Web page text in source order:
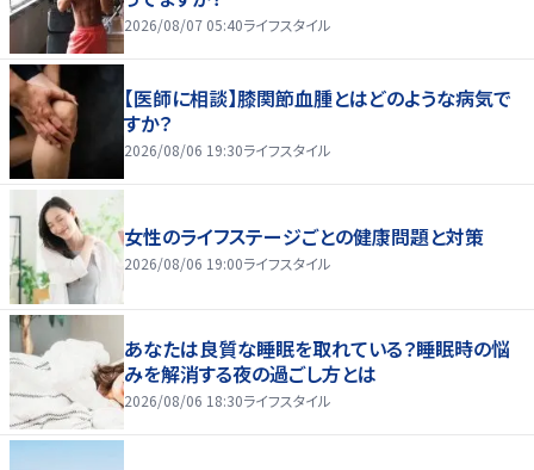
2026/08/07 05:40ライフスタイル
【医師に相談】膝関節血腫とはどのような病気で
すか？
2026/08/06 19:30ライフスタイル
女性のライフステージごとの健康問題と対策
2026/08/06 19:00ライフスタイル
あなたは良質な睡眠を取れている？睡眠時の悩
みを解消する夜の過ごし方とは
2026/08/06 18:30ライフスタイル